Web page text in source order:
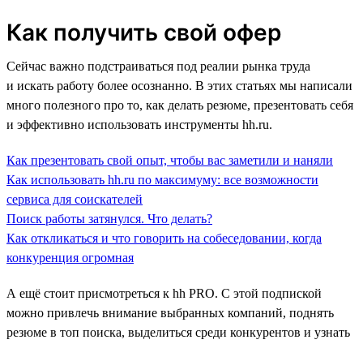
Как получить свой офер
Сейчас важно подстраиваться под реалии рынка труда
и искать работу более осознанно. В этих статьях мы написали
много полезного про то, как делать резюме, презентовать себя
и эффективно использовать инструменты hh.ru.
Как презентовать свой опыт, чтобы вас заметили и наняли
Как использовать hh.ru по максимуму: все возможности
сервиса для соискателей
Поиск работы затянулся. Что делать?
Как откликаться и что говорить на собеседовании, когда
конкуренция огромная
А ещё стоит присмотреться к hh PRO. С этой подпиской
можно привлечь внимание выбранных компаний, поднять
резюме в топ поиска, выделиться среди конкурентов и узнать